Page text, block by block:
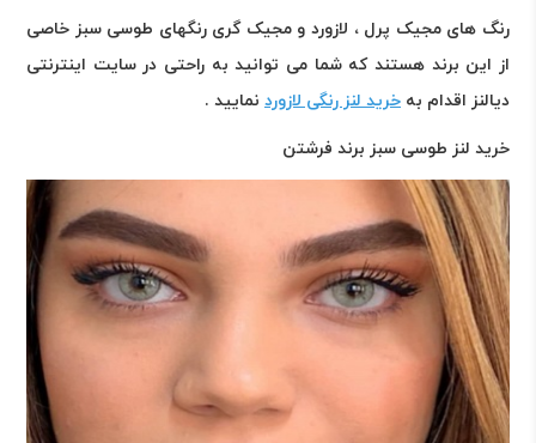
رنگ های مجیک پرل ، لازورد و مجیک گری رنگهای طوسی سبز خاصی
از این برند هستند که شما می توانید به راحتی در سایت اینترنتی
دیالنز اقدام به خرید لنز رنگی لازورد نمایید .
خرید لنز طوسی سبز برند فرشتن